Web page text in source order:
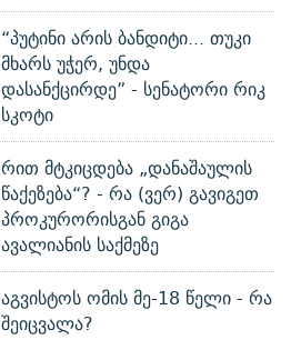
“პუტინი არის ბანდიტი... თუკი
მხარს უჭერ, უნდა
დასანქცირდე” - სენატორი რიკ
სკოტი
რით მტკიცდება „დანაშაულის
წაქეზება“? - რა (ვერ) გავიგეთ
პროკურორისგან გიგა
ავალიანის საქმეზე
აგვისტოს ომის მე-18 წელი - რა
შეიცვალა?